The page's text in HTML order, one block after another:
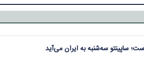
ساپینتو سه‌شنبه به ایران می‌آید